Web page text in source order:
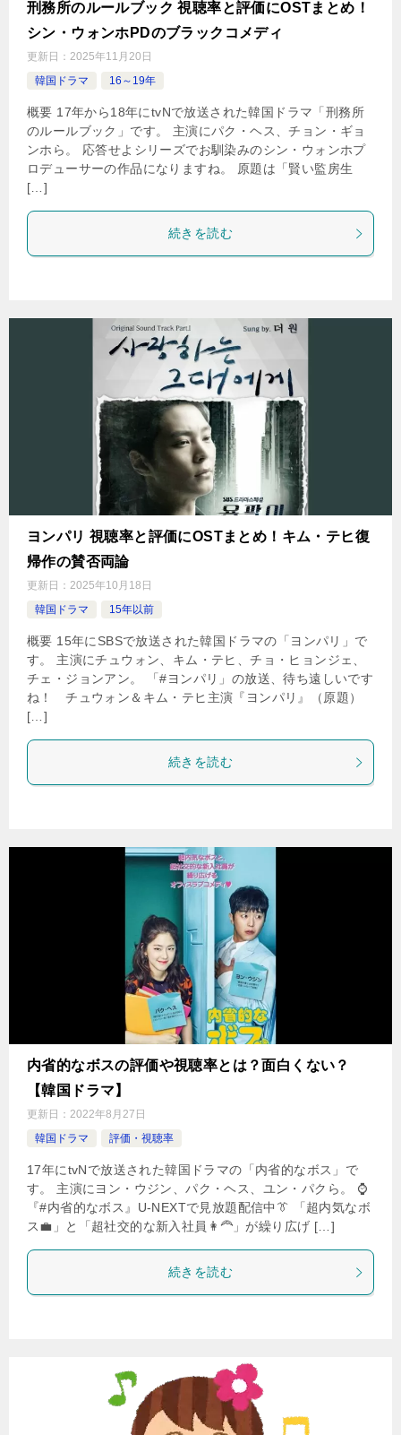
刑務所のルールブック 視聴率と評価にOSTまとめ！
シン・ウォンホPDのブラックコメディ
更新日： 2025年11月20日
韓国ドラマ
16～19年
概要 17年から18年にtvNで放送された韓国ドラマ「刑務所
のルールブック」です。 主演にパク・ヘス、チョン・ギョ
ンホら。 応答せよシリーズでお馴染みのシン・ウォンホプ
ロデューサーの作品になりますね。 原題は「賢い監房生
[…]
続きを読む
ヨンパリ 視聴率と評価にOSTまとめ！キム・テヒ復
帰作の賛否両論
更新日： 2025年10月18日
韓国ドラマ
15年以前
概要 15年にSBSで放送された韓国ドラマの「ヨンパリ」で
す。 主演にチュウォン、キム・テヒ、チョ・ヒョンジェ、
チェ・ジョンアン。 「#ヨンパリ」の放送、待ち遠しいです
ね！ チュウォン＆キム・テヒ主演『ヨンパリ』（原題）
[…]
続きを読む
内省的なボスの評価や視聴率とは？面白くない？
【韓国ドラマ】
更新日： 2022年8月27日
韓国ドラマ
評価・視聴率
17年にtvNで放送された韓国ドラマの「内省的なボス」で
す。 主演にヨン・ウジン、パク・ヘス、ユン・パクら。 ⌚️
『#内省的なボス』U-NEXTで見放題配信中👔 「超内気なボ
ス💼」と「超社交的な新入社員👩‍🦰」が繰り広げ […]
続きを読む